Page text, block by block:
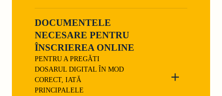
DOCUMENTELE
NECESARE PENTRU
ÎNSCRIEREA ONLINE
PENTRU A PREGĂTI
DOSARUL DIGITAL ÎN MOD
CORECT, IATĂ
PRINCIPALELE